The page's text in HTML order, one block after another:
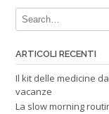
ARTICOLI RECENTI
Il kit delle medicine
vacanze
La slow morning